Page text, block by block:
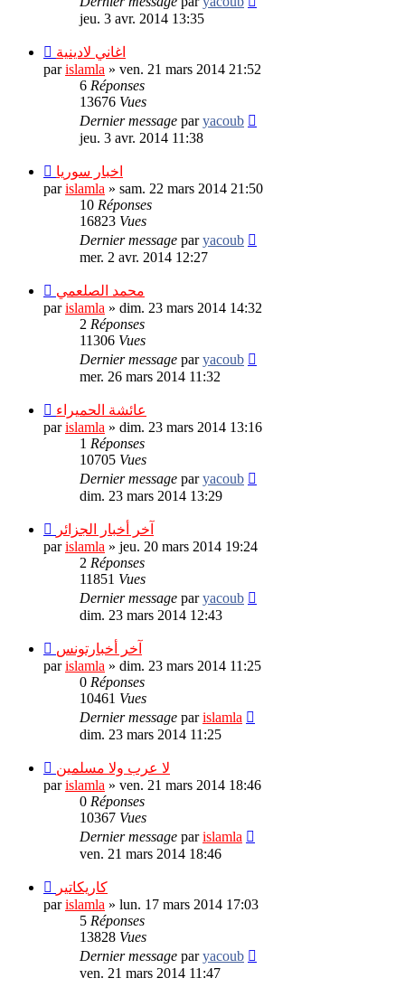
jeu. 3 avr. 2014 13:35
اغاني لادينية
parislamla » ven. 21 mars 2014 21:52
6 Réponses
13676 Vues
Dernier message paryacoub
jeu. 3 avr. 2014 11:38
اخبار سوريا
parislamla » sam. 22 mars 2014 21:50
10 Réponses
16823 Vues
Dernier message paryacoub
mer. 2 avr. 2014 12:27
محمد الصلعمي
parislamla » dim. 23 mars 2014 14:32
2 Réponses
11306 Vues
Dernier message paryacoub
mer. 26 mars 2014 11:32
عائشة الحميراء
parislamla » dim. 23 mars 2014 13:16
1 Réponses
10705 Vues
Dernier message paryacoub
dim. 23 mars 2014 13:29
آخر أخبار الجزائر
parislamla » jeu. 20 mars 2014 19:24
2 Réponses
11851 Vues
Dernier message paryacoub
dim. 23 mars 2014 12:43
آخر أخبارتونس
parislamla » dim. 23 mars 2014 11:25
0 Réponses
10461 Vues
Dernier message parislamla
dim. 23 mars 2014 11:25
لا عرب ولا مسلمين
parislamla » ven. 21 mars 2014 18:46
0 Réponses
10367 Vues
Dernier message parislamla
ven. 21 mars 2014 18:46
كاريكاتير
parislamla » lun. 17 mars 2014 17:03
5 Réponses
13828 Vues
Dernier message paryacoub
ven. 21 mars 2014 11:47